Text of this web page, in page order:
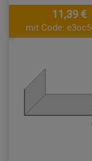
11,39 €
mit Code: